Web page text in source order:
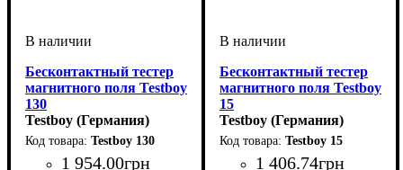
Бесконтактный тестер
магнитного поля Testboy
130
Testboy (Германия)
Testboy 130
1 954.00грн
Бесконтактный тестер
магнитного поля Testboy
15
Testboy (Германия)
Testboy 15
1 406.74грн